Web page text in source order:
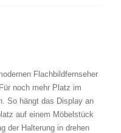
Flachbildfernseher
noch mehr Platz im
So hängt das Display an
auf einem Möbelstück
der Halterung in drehen